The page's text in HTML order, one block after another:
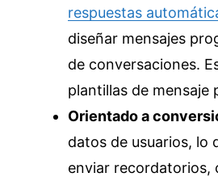
respuestas
diseñar mensajes
de conversaciones.
plantillas de mensaje
Orientado a
datos de usuarios, lo
enviar recordatorios,